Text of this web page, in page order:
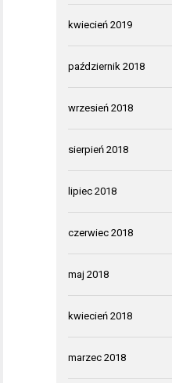
kwiecień 2019
październik 2018
wrzesień 2018
sierpień 2018
lipiec 2018
czerwiec 2018
maj 2018
kwiecień 2018
marzec 2018